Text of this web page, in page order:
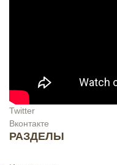
Twitter
Вконтакте
РАЗДЕЛЫ